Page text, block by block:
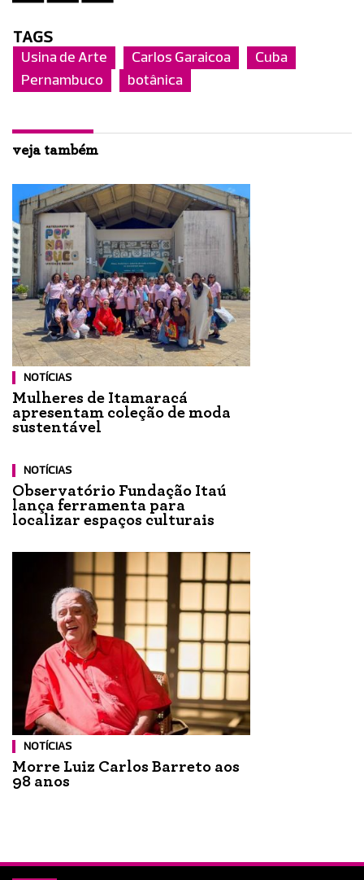
TAGS
Usina de Arte Carlos Garaicoa
Cuba
Pernambuco
botânica
veja também
NOTÍCIAS
Mulheres de Itamaracá
apresentam coleção de moda
sustentável
NOTÍCIAS
Observatório Fundação Itaú
lança ferramenta para
localizar espaços culturais
NOTÍCIAS
Morre Luiz Carlos Barreto aos
98 anos